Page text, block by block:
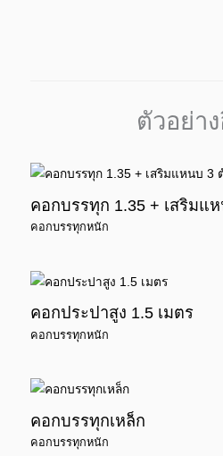
ตัวอย่า
คอกบรรทุก 1.35 + เสริมแ
คอกบรรทุกหนัก
คอกประปาสูง 1.5 เมตร
คอกบรรทุกหนัก
คอกบรรทุกเหล็ก
คอกบรรทุกหนัก